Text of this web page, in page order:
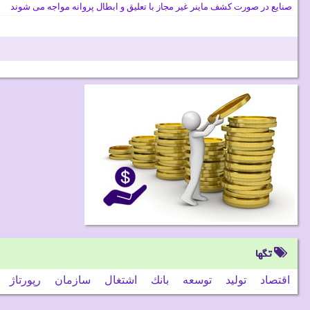
صنایع در صورت کشف ماینر غیر مجاز با تعلیق و ابطال پروانه مواجه می شوند
تگها
اقتصاد تولید توسعه بانك اشتغال سازمان رپورتاژ